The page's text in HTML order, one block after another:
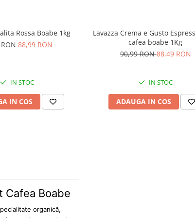
Rossa Boabe 1kg
88,99 RON
IN STOC
IN COS
Lavazza Crema e Gusto
cafea boabe 1Kg
90,99 RON88,49 RON
IN STOC
ADAUGA IN COS
Cafea Boabe
organică,